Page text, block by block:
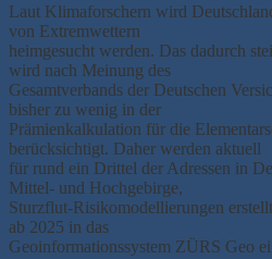
Laut Klimaforschern wird
von Extremwettern
heimgesucht werden. Das dadurch
wird nach Meinung des
Gesamtverbands der Deutschen
bisher zu wenig in der
Prämienkalkulation für die
berücksichtigt. Daher werden aktuell
für rund ein Drittel der Adressen in
Mittel- und Hochgebirge,
Sturzflut-Risikomodellierungen
ab 2025 in das
Geoinformationssystem ZÜRS Geo